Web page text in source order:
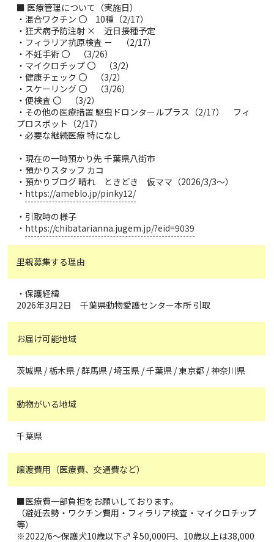
■ 医療管理について（実施日）
・混合ワクチン 〇 10種（2/17）
・狂犬病予防注射 × 近日接種予定
・フィラリア抗原検査 － （2/17）
・不妊手術 〇 （3/26）
・マイクロチップ 〇 （3/2）
・健康チェック 〇 （3/2）
・スケーリング 〇 （3/26）
・便検査 〇 （3/2）
・その他の医療措置 駆虫ドロンタールプラス（2/17） フィ
プロスポット（2/17）
・必要な継続医療 特になし
・現在の一時預かり先 千葉県八街市
・預かりスタッフ カコ
・預かりブログ 晴れ ときどき 仮ママ（2026/3/3～）
・ https://ameblo.jp/pinky12/
・引取時の様子
・ https://chibatarianna.jugem.jp/?eid=9039
里親募集する理由
・保護経緯
2026年3月2日 千葉県動物愛護センター本所 引取
お届け可能地域
茨城県 / 栃木県 / 群馬県 / 埼玉県 / 千葉県 / 東京都 / 神奈川県
動物がいる地域
千葉県
譲渡費用（医療費、交通費など）
■医療費一部負担をお願いしております。
（避妊去勢・ワクチン費用・フィラリア検査・マイクロチップ
等）
※2022/6〜保護犬10歳以下♂♀50,000円、10歳以上は38,000